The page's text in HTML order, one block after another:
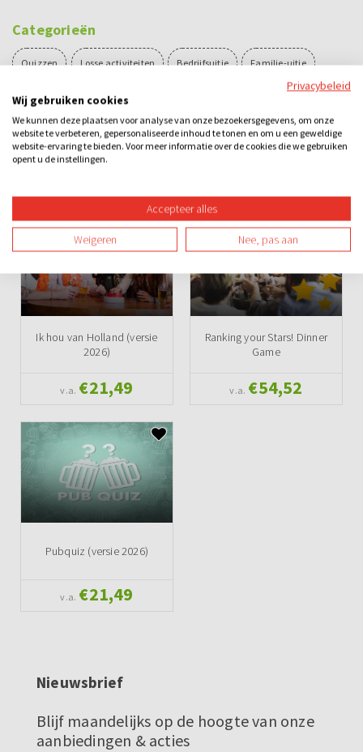
Categorieën
Quizzen Losse activiteiten Bedrijfsuitje Familie-uitje
Teamuitje Groepsuitje
Binnen Spel Teambuilding
Ik hou van Holland (versie
2026)
v.a. €21,49
Ranking your Stars! Dinner
Game
v.a. €54,52
Pubquiz (versie 2026)
v.a. €21,49
Nieuwsbrief
Blijf maandelijks op de hoogte van onze
aanbiedingen & acties
Privacybeleid
Wij gebruiken cookies
We kunnen deze plaatsen voor analyse van onze bezoekersgegevens, om onze
website te verbeteren, gepersonaliseerde inhoud te tonen en om u een geweldige
website-ervaring te bieden. Voor meer informatie over de cookies die we gebruiken
opent u de instellingen.
Accepteer alles
Weigeren Nee, pas aan